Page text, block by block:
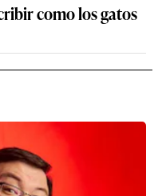
como los gatos